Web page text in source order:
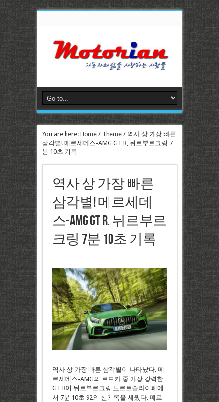
You are here: Home/ Theme/ 역사 상 가장 빠른
삼각별! 메르세데스-AMG GT R, 뉘르부르크링 7
분 10초 기록
역사 상 가장 빠른
삼각별! 메르세데
스-AMG GT R, 뉘르부르
크링 7분 10초 기록
역사 상 가장 빠른 삼각별이 나타났다. 메
르세데스-AMG의 로드카 중 가장 강력한
GT R이 뉘르부르크링 노르트슐라이페에
서 7분 10초 92의 신기록을 세웠다. 메르